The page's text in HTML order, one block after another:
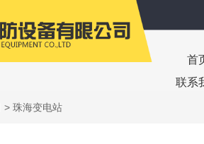
首
联系
> 珠海变电站